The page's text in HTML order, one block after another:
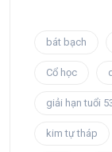
bát bạch
Cổ học
giải hạn tuổi
kim tự tháp